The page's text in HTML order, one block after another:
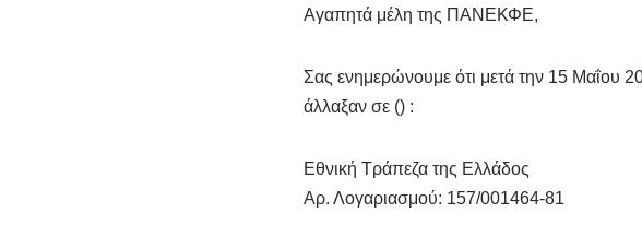
Αγαπητά μέλη της ΠΑΝΕΚΦΕ,
Σας ενημερώνουμε ότι μετά την 15 Μαΐου
άλλαξαν σε () :
Εθνική Τράπεζα της Ελλάδος
Αρ. Λογαριασμού: 157/001464-81